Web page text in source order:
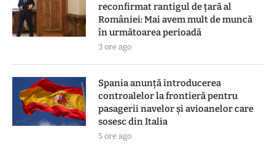
reconfirmat rantigul de țară al
României: Mai avem mult de muncă
în următoarea perioadă
3 ore ago
Spania anunță introducerea
controalelor la frontieră pentru
pasagerii navelor și avioanelor care
sosesc din Italia
5 ore ago